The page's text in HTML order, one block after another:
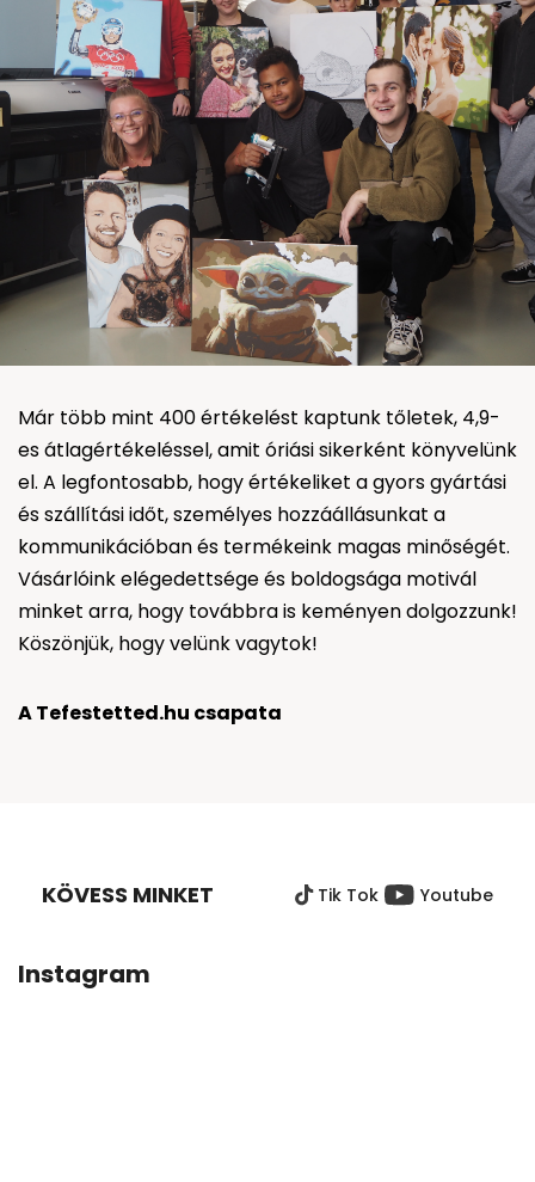
Már több mint 400 értékelést kaptunk tőletek, 4,9-
es átlagértékeléssel, amit óriási sikerként könyvelünk
el. A legfontosabb, hogy értékeliket a gyors gyártási
és szállítási időt, személyes hozzáállásunkat a
kommunikációban és termékeink magas minőségét.
Vásárlóink elégedettsége és boldogsága motivál
minket arra, hogy továbbra is keményen dolgozzunk!
Köszönjük, hogy velünk vagytok!
A Tefestetted.hu csapata
KÖVESS MINKET Tik Tok Youtube
Instagram